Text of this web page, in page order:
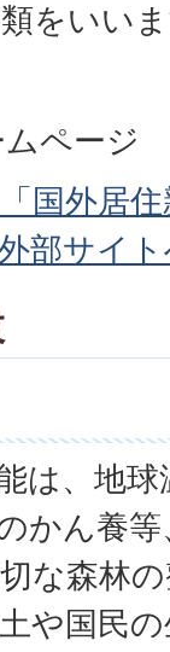
をいい
ページ
国外居
部サイ
は、地
かん養
な森林
や国民